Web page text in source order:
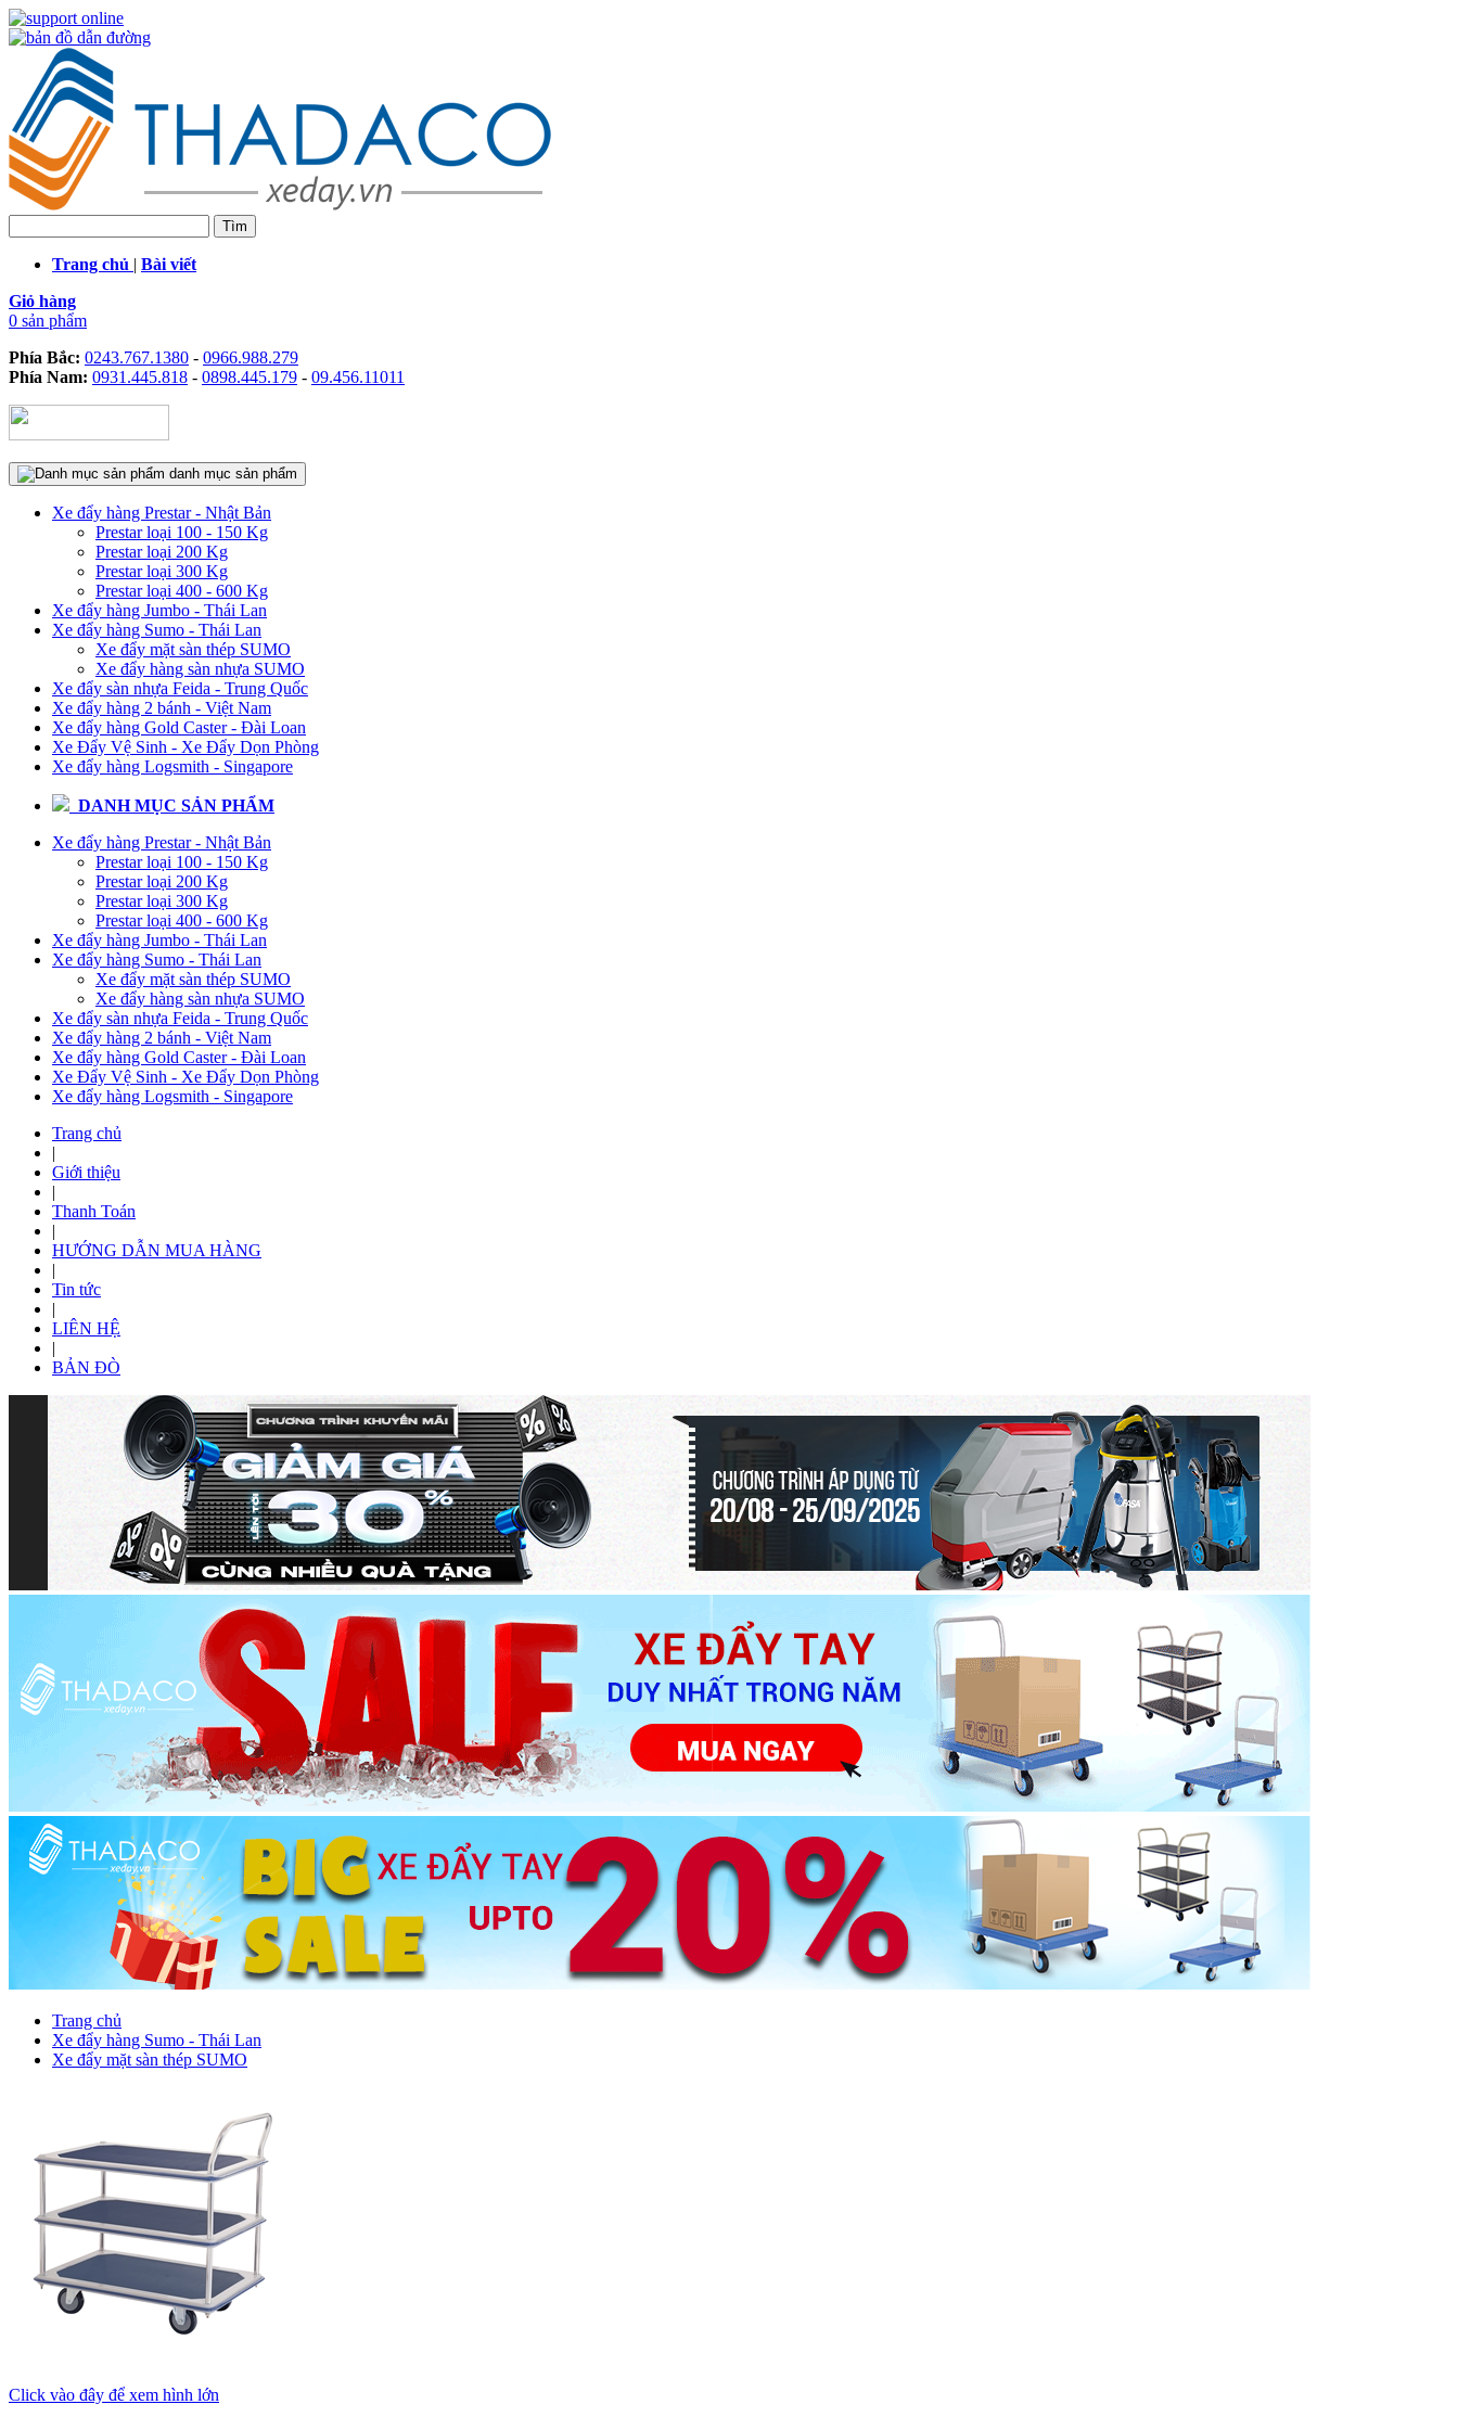
Trang chủ | Bài viết
Giỏ hàng
0 sản phẩm
Phía Bắc: 0243.767.1380 - 0966.988.279
Phía Nam: 0931.445.818 - 0898.445.179 - 09.456.11011
danh mục sản phẩm
Xe đẩy hàng Prestar - Nhật Bản
Prestar loại 100 - 150 Kg
Prestar loại 200 Kg
Prestar loại 300 Kg
Prestar loại 400 - 600 Kg
Xe đẩy hàng Jumbo - Thái Lan
Xe đẩy hàng Sumo - Thái Lan
Xe đẩy mặt sàn thép SUMO
Xe đẩy hàng sàn nhựa SUMO
Xe đẩy sàn nhựa Feida - Trung Quốc
Xe đẩy hàng 2 bánh - Việt Nam
Xe đẩy hàng Gold Caster - Đài Loan
Xe Đẩy Vệ Sinh - Xe Đẩy Dọn Phòng
Xe đẩy hàng Logsmith - Singapore
DANH MỤC SẢN PHẨM
Xe đẩy hàng Prestar - Nhật Bản
Prestar loại 100 - 150 Kg
Prestar loại 200 Kg
Prestar loại 300 Kg
Prestar loại 400 - 600 Kg
Xe đẩy hàng Jumbo - Thái Lan
Xe đẩy hàng Sumo - Thái Lan
Xe đẩy mặt sàn thép SUMO
Xe đẩy hàng sàn nhựa SUMO
Xe đẩy sàn nhựa Feida - Trung Quốc
Xe đẩy hàng 2 bánh - Việt Nam
Xe đẩy hàng Gold Caster - Đài Loan
Xe Đẩy Vệ Sinh - Xe Đẩy Dọn Phòng
Xe đẩy hàng Logsmith - Singapore
Trang chủ
|
Giới thiệu
|
Thanh Toán
|
HƯỚNG DẪN MUA HÀNG
|
Tin tức
|
LIÊN HỆ
|
BẢN ĐÒ
Trang chủ
Xe đẩy hàng Sumo - Thái Lan
Xe đẩy mặt sàn thép SUMO
Click vào đây để xem hình lớn